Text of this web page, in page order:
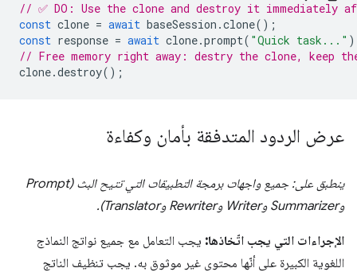
// ✅ DO: Use the clone and destroy it immediately
const clone = await baseSession .clone();
const response = await clone.prompt( "Quick task..."
// Free memory right away: destry the clone, keep the
clone.destroy();
عرض الردود المتدفقة بأمان وكفاءة
ينطبق على: جميع واجهات برمجة التطبيقات التي تتيح البث (Prompt
وSummarizer وWriter وRewriter وTranslator).
الإجراءات التي يجب اتّخاذها: يجب التعامل مع جميع نواتج النماذج
اللغوية الكبيرة على أنّها محتوى غير موثوق به. يجب تنظيف الناتج